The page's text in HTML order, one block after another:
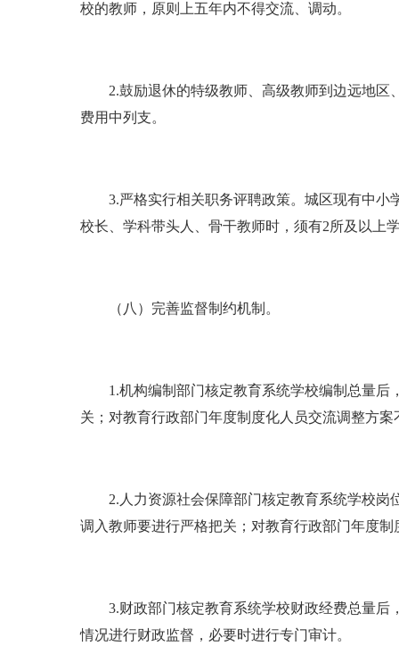
校的教师，原则上五年内不得交流、调动。
2.鼓励退休的特级教师、高级教师到边远地区
费用中列支。
3.严格实行相关职务评聘政策。城区现有中小
校长、学科带头人、骨干教师时，须有2所及以上
（八）完善监督制约机制。
1.机构编制部门核定教育系统学校编制总量后
关；对教育行政部门年度制度化人员交流调整方
2.人力资源社会保障部门核定教育系统学校岗
调入教师要进行严格把关；对教育行政部门年度
3.财政部门核定教育系统学校财政经费总量后
情况进行财政监督，必要时进行专门审计。